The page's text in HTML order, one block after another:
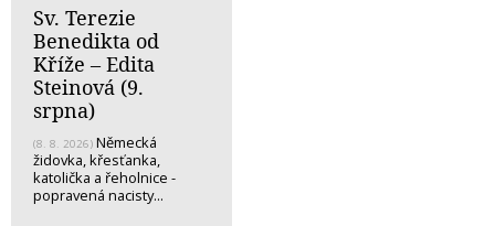
Sv. Terezie
Benedikta od
Kříže – Edita
Steinová (9.
srpna)
(8. 8. 2026) Německá
židovka, křesťanka,
katolička a řeholnice -
popravená nacisty...